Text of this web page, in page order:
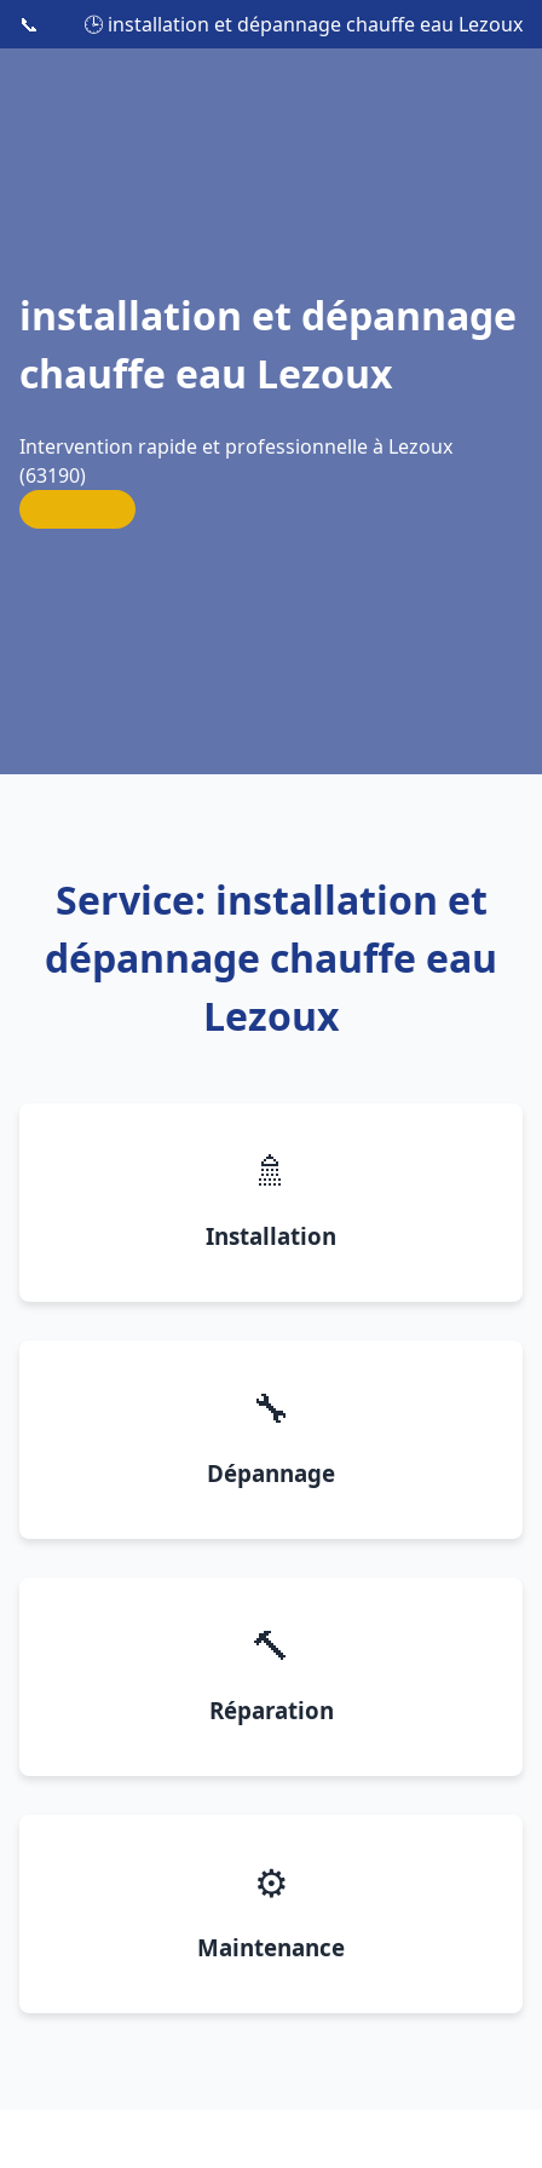
📞 🕒 installation et dépannage chauffe eau Lezoux
installation et dépannage
chauffe eau Lezoux
Intervention rapide et professionnelle à Lezoux
(63190)
Service: installation et
dépannage chauffe eau
Lezoux
🚿
Installation
🔧
Dépannage
🔨
Réparation
⚙️
Maintenance